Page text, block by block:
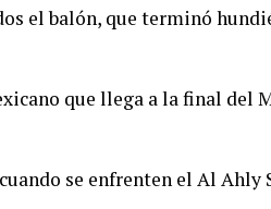
el balón, que terminó
que llega a la final del
se enfrenten el Al Ahly